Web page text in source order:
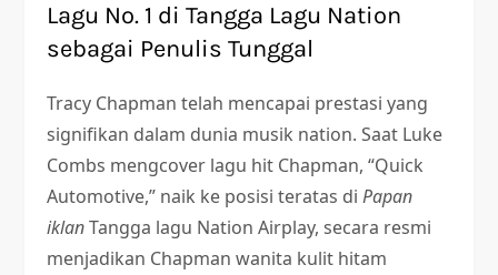
Lagu No. 1 di Tangga Lagu Nation
sebagai Penulis Tunggal
Tracy Chapman telah mencapai prestasi yang
signifikan dalam dunia musik nation. Saat Luke
Combs mengcover lagu hit Chapman, “Quick
Automotive,” naik ke posisi teratas diPapan
iklanTangga lagu Nation Airplay, secara resmi
menjadikan Chapman wanita kulit hitam